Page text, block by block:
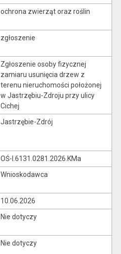
ochrona zwierząt oraz roślin
zgłoszenie
Zgłoszenie osoby fizycznej
zamiaru usunięcia drzew z
terenu nieruchomości położonej
w Jastrzębiu-Zdroju przy ulicy
Cichej
Jastrzębie-Zdrój
OŚ-I.6131.0281.2026.KMa
Wnioskodawca
10.06.2026
Nie dotyczy
Nie dotyczy